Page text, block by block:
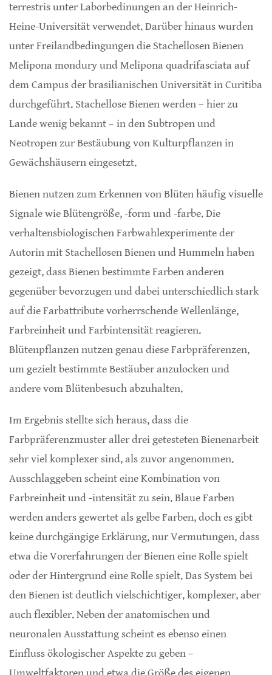
terrestris unter Laborbedinungen an der Heinrich-
Heine-Universität verwendet. Darüber hinaus wurden
unter Freilandbedingungen die Stachellosen Bienen
Melipona mondury und Melipona quadrifasciata auf
dem Campus der brasilianischen Universität in Curitiba
durchgeführt. Stachellose Bienen werden – hier zu
Lande wenig bekannt – in den Subtropen und
Neotropen zur Bestäubung von Kulturpflanzen in
Gewächshäusern eingesetzt.
Bienen nutzen zum Erkennen von Blüten häufig visuelle
Signale wie Blütengröße, -form und -farbe. Die
verhaltensbiologischen Farbwahlexperimente der
Autorin mit Stachellosen Bienen und Hummeln haben
gezeigt, dass Bienen bestimmte Farben anderen
gegenüber bevorzugen und dabei unterschiedlich stark
auf die Farbattribute vorherrschende Wellenlänge,
Farbreinheit und Farbintensität reagieren.
Blütenpflanzen nutzen genau diese Farbpräferenzen,
um gezielt bestimmte Bestäuber anzulocken und
andere vom Blütenbesuch abzuhalten.
Im Ergebnis stellte sich heraus, dass die
Farbpräferenzmuster aller drei getesteten Bienenarbeit
sehr viel komplexer sind, als zuvor angenommen.
Ausschlaggeben scheint eine Kombination von
Farbreinheit und -intensität zu sein. Blaue Farben
werden anders gewertet als gelbe Farben, doch es gibt
keine durchgängige Erklärung, nur Vermutungen, dass
etwa die Vorerfahrungen der Bienen eine Rolle spielt
oder der Hintergrund eine Rolle spielt. Das System bei
den Bienen ist deutlich vielschichtiger, komplexer, aber
auch flexibler. Neben der anatomischen und
neuronalen Ausstattung scheint es ebenso einen
Einfluss ökologischer Aspekte zu geben –